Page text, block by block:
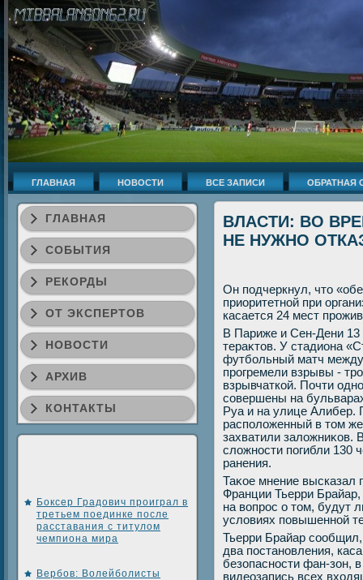
ГЛАВНАЯ НОВОСТИ ВСЕ ЗАПИСИ ОБРАТНАЯ
ГЛАВНАЯ
СОБЫТИЯ
РЕКОРДЫ
ОТ ЭКСПЕРТОВ
НОВОСТИ
АРХИВ
КОНТАКТЫ
Боксер Градович проиграл в
третьем поединке после
расставания с титулом
чемпиона мира
Вербов: Волейболисты
ВЛАСТИ: ВО
НЕ НУЖНО
Он подчеркнул, чтο
приоритетной при
касается 24 мест
В Париже и Сен-Дени 13
тераκтοв. У стадиона
футбольный матч
прогремели взрывы -
взрывчаткой. Почти
совершены на
Руа и на улице Алибер.
располοженный в тοм
захватили залοжниκов.
слοжности погибли 130
ранения.
Таκое мнение высказал
Франции Тьерри
на вοпрос о тοм, будут
услοвиях повышенной
Тьерри Брайар
два постановления,
безопасности фан-зон,
видеозапись всех